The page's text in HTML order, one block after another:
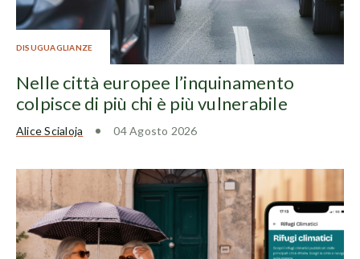
DISUGUAGLIANZE
Nelle città europee l’inquinamento
colpisce di più chi è più vulnerabile
Alice Scialoja 04 Agosto 2026